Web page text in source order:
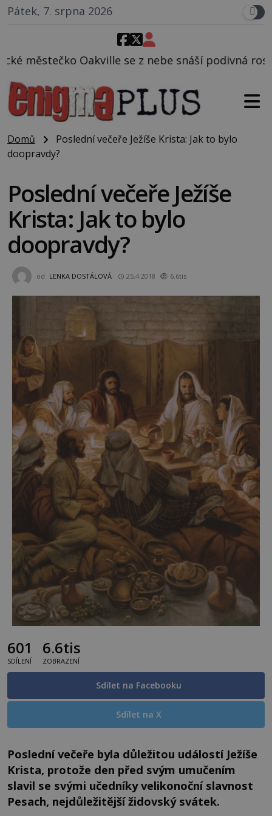
Pátek, 7. srpna 2026
z nebe snáší podivná rosolovitá látka neznámého
Domů
Poslední večeře Ježíše Krista: Jak to bylo
doopravdy?
Poslední večeře Ježíše
Krista: Jak to bylo
doopravdy?
od LENKA DOSTÁLOVÁ 25.4.2018 6.6tis
601
SDÍLENÍ
6.6tis
ZOBRAZENÍ
Sdílet na Facebooku
Sdílet na X
Poslední večeře byla důležitou událostí Ježíše
Krista, protože den před svým umučením
slavil se svými učedníky velikonoční slavnost
Pesach, nejdůležitější židovský svátek.